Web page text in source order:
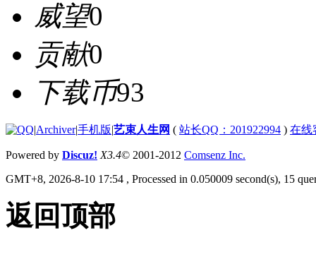
威望0
贡献0
下载币93
|Archiver|手机版|艺束人生网 ( 站长QQ：201922994 ) 在线
Powered by Discuz! X3.4© 2001-2012 Comsenz Inc.
GMT+8, 2026-8-10 17:54 , Processed in 0.050009 second(s), 15
返回顶部